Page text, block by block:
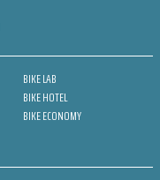
BIKE LAB
BIKE HOTEL
BIKE ECONOMY